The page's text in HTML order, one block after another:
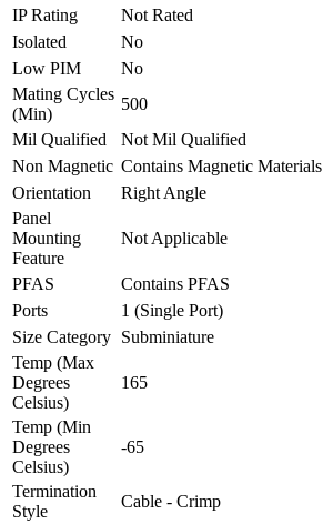
IP Rating
Not Rated
Isolated
No
Low PIM
No
Mating Cycles
(Min)
500
Mil Qualified
Not Mil Qualified
Non Magnetic Contains Magnetic Materials
Orientation
Right Angle
Panel
Mounting
Feature
Not Applicable
PFAS
Contains PFAS
Ports
1 (Single Port)
Size Category Subminiature
Temp (Max
Degrees
Celsius)
165
Temp (Min
Degrees
Celsius)
-65
Termination
Style
Cable - Crimp